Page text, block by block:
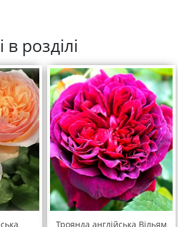
розділі
Троянда англійська Вільям